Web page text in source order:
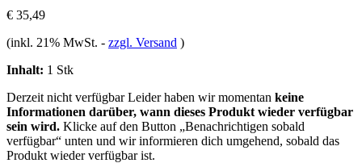
€ 35,49
(inkl. 21% MwSt. - zzgl. Versand )
Inhalt: 1 Stk
Derzeit nicht verfügbarLeider haben wir momentan keine
Informationen darüber, wann dieses Produkt wieder verfügbar
sein wird. Klicke auf den Button „Benachrichtigen sobald
verfügbar“ unten und wir informieren dich umgehend, sobald das
Produkt wieder verfügbar ist.